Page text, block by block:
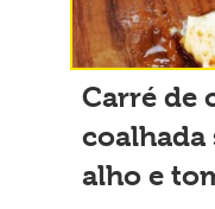
Carré de
coalhada
alho e